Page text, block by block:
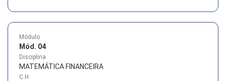
Módulo
Mód. 04
Disciplina
MATEMÁTICA FINANCEIRA
C.H